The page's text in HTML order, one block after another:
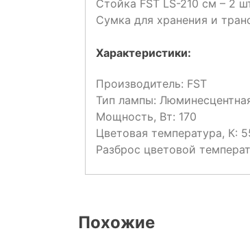
Стойка FST LS-210 см – 2
Сумка для хранения и
Характеристики:
Производитель: FST
Тип лампы:
Мощность, Вт: 170
Цветовая температура, К:
Разброс цветовой
Похожие